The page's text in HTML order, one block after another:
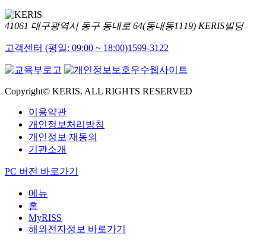
41061 대구광역시 동구 동내로 64(동내동1119) KERIS빌딩
고객센터 (평일: 09:00 ~ 18:00)1599-3122
Copyright© KERIS. ALL RIGHTS RESERVED
이용약관
개인정보처리방침
개인정보 재동의
기관소개
PC 버전 바로가기
메뉴
홈
MyRISS
해외전자정보 바로가기